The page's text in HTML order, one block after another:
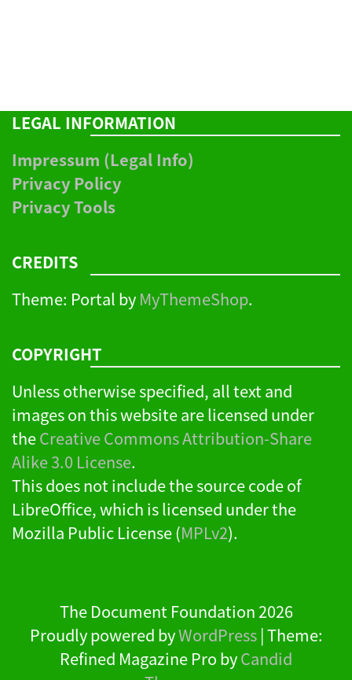
LEGAL INFORMATION
Impressum (Legal Info)
Privacy Policy
Privacy Tools
CREDITS
Theme: Portal by MyThemeShop.
COPYRIGHT
Unless otherwise specified, all text and
images on this website are licensed under
theCreative Commons Attribution-Share
Alike 3.0 License.
This does not include the source code of
LibreOffice, which is licensed under the
Mozilla Public License (MPLv2).
The Document Foundation 2026
Proudly powered byWordPress |Theme:
Refined Magazine Pro byCandid